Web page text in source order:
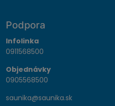
Podpora
Infolinka
0911568500
Objednávky
0905568500
saunika@saunika.sk